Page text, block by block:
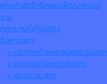
ยุทธศาสตร์หรือแผนพัฒนาหน่วย
งาน
กฎหมายที่เกี่ยวข้อง
กิจการสภา
> ประกาศกำหนดสมัยประชุมสภา
> ประกาศเรียกประชุมสภา
> นัดประชุมสภา